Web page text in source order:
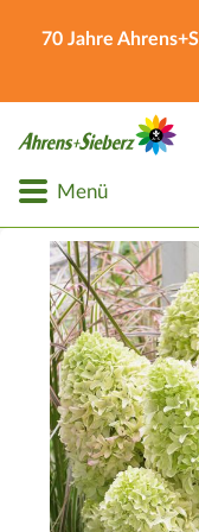
70 Jahre
Menü